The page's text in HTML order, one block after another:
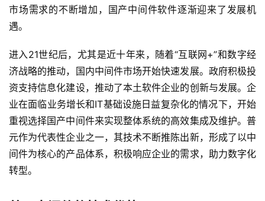
市场需求的不断增加，国产中间件软件逐渐迎来了发展机
遇。
进入21世纪后，尤其是近十年来，随着“互联网+”和数字经
济战略的推动，国内中间件市场开始快速发展。政府积极投
资支持信息化建设，推动了本土软件企业的创新与发展。企
业在面临业务增长和IT基础设施日益复杂化的情况下，开始
重视选择国产中间件来实现整体系统的高效集成及维护。普
元作为代表性企业之一，其技术不断推陈出新，形成了以中
间件为核心的产品体系，积极响应企业的需求，助力数字化
转型。